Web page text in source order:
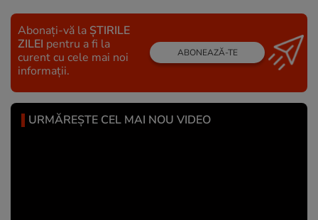
Abonați-vă la ȘTIRILE
ZILEI pentru a fi la
curent cu cele mai noi
informații.
ABONEAZĂ-TE
URMĂREȘTE CEL MAI NOU VIDEO